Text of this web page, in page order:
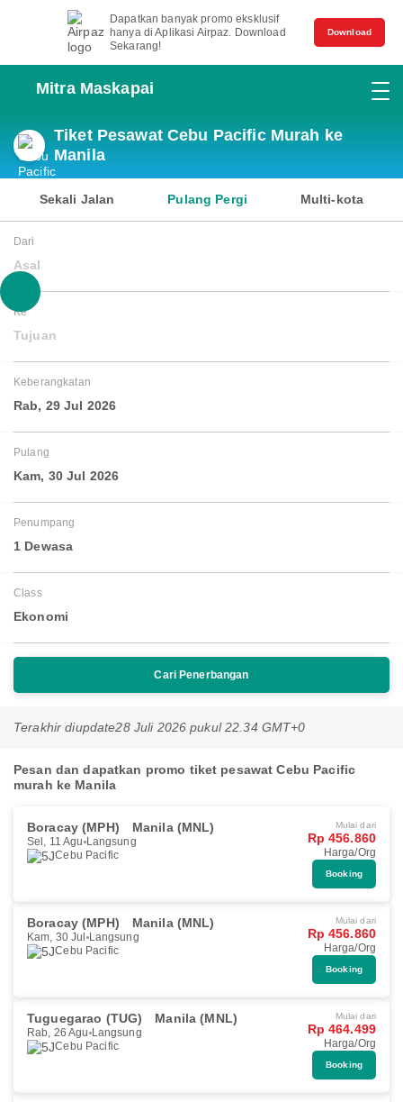
Dapatkan banyak promo eksklusif
hanya di Aplikasi Airpaz. Download
Sekarang!
Download
Mitra Maskapai
Tiket Pesawat Cebu Pacific Murah ke
Manila
Sekali Jalan Pulang Pergi Multi-kota
Dari
Asal
Ke
Tujuan
Keberangkatan
Rab, 29 Jul 2026
Pulang
Kam, 30 Jul 2026
Penumpang
1 Dewasa
Class
Ekonomi
Cari Penerbangan
Terakhir diupdate28 Juli 2026 pukul 22.34 GMT+0
Pesan dan dapatkan promo tiket pesawat Cebu Pacific
murah ke Manila
Boracay (MPH) Manila (MNL)
Sel, 11 Agu Langsung
Cebu Pacific
Mulai dari
Rp 456.860
Harga/Org
Booking
Boracay (MPH) Manila (MNL)
Kam, 30 Jul Langsung
Cebu Pacific
Mulai dari
Rp 456.860
Harga/Org
Booking
Tuguegarao (TUG) Manila (MNL)
Rab, 26 Agu Langsung
Cebu Pacific
Mulai dari
Rp 464.499
Harga/Org
Booking